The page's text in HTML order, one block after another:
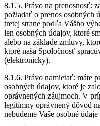
8.1.5. Právo na prenosnosť:
požiadať o prenos osobných
tretej strane podľa Vášho
len osobných údajov, ktoré
alebo na základe zmluvy,
ktoré naša Spoločnosť
(elektronicky).
8.1.6. Právo namietať: máte
osobných údajov, ktoré je
oprávnených záujmoch. V
legitímny oprávnený dôvod
nebudeme Vaše osobné